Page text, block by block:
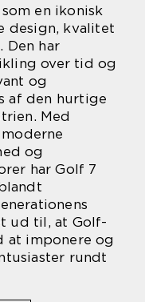
en ikonisk
design, kvalitet
Den har
over tid og
og
af den hurtige
Med
og
har Golf 7
ud til, at Golf-
at imponere og
rundt